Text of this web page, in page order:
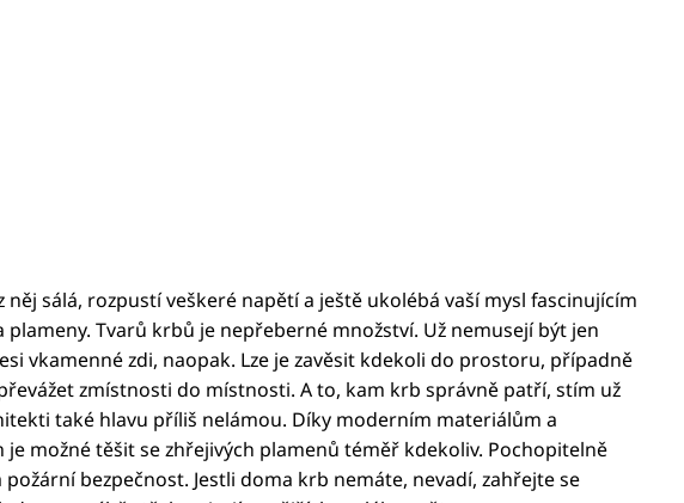
něj sálá, rozpustí veškeré napětí a ještě ukolébá vaší mysl fascinujícím
plameny. Tvarů krbů je nepřeberné množství. Už nemusejí být jen
vkamenné zdi, naopak. Lze je zavěsit kdekoli do prostoru, případně
zmístnosti do místnosti. A to, kam krb správně patří, stím už
také hlavu příliš nelámou. Díky moderním materiálům a
možné těšit se zhřejivých plamenů téměř kdekoliv. Pochopitelně
bezpečnost. Jestli doma krb nemáte, nevadí, zahřejte se